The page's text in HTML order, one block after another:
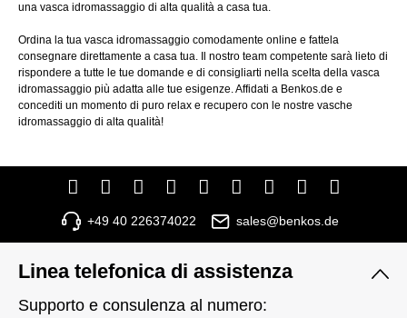
una vasca idromassaggio di alta qualità a casa tua.
Ordina la tua vasca idromassaggio comodamente online e fattela
consegnare direttamente a casa tua. Il nostro team competente sarà lieto di
rispondere a tutte le tue domande e di consigliarti nella scelta della vasca
idromassaggio più adatta alle tue esigenze. Affidati a Benkos.de e
concediti un momento di puro relax e recupero con le nostre vasche
idromassaggio di alta qualità!
+49 40 226374022 sales@benkos.de
Linea telefonica di assistenza
Supporto e consulenza al numero: